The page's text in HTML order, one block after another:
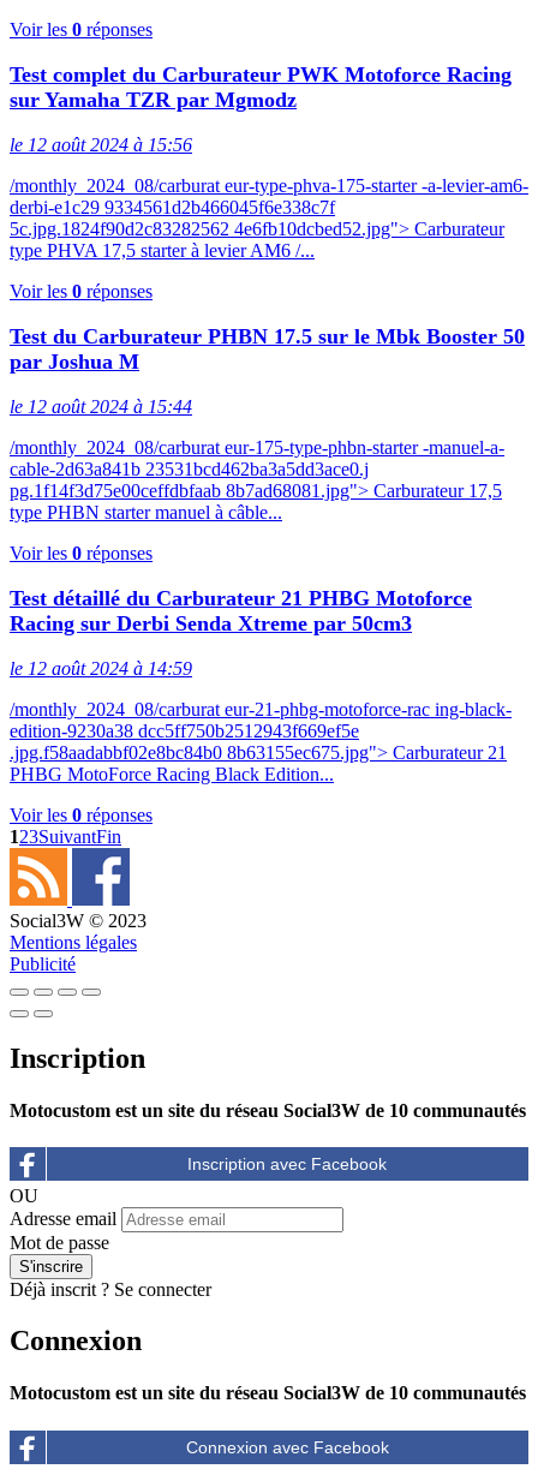
Voir les 0 réponses
Test complet du Carburateur PWK Motoforce Racing
sur Yamaha TZR par Mgmodz
le 12 août 2024 à 15:56
/monthly_2024_08/carburat eur-type-phva-175-starter -a-levier-am6-
derbi-e1c29 9334561d2b466045f6e338c7f
5c.jpg.1824f90d2c83282562 4e6fb10dcbed52.jpg"> Carburateur
type PHVA 17,5 starter à levier AM6 /...
Voir les 0 réponses
Test du Carburateur PHBN 17.5 sur le Mbk Booster 50
par Joshua M
le 12 août 2024 à 15:44
/monthly_2024_08/carburat eur-175-type-phbn-starter -manuel-a-
cable-2d63a841b 23531bcd462ba3a5dd3ace0.j
pg.1f14f3d75e00ceffdbfaab 8b7ad68081.jpg"> Carburateur 17,5
type PHBN starter manuel à câble...
Voir les 0 réponses
Test détaillé du Carburateur 21 PHBG Motoforce
Racing sur Derbi Senda Xtreme par 50cm3
le 12 août 2024 à 14:59
/monthly_2024_08/carburat eur-21-phbg-motoforce-rac ing-black-
edition-9230a38 dcc5ff750b2512943f669ef5e
.jpg.f58aadabbf02e8bc84b0 8b63155ec675.jpg"> Carburateur 21
PHBG MotoForce Racing Black Edition...
Voir les 0 réponses
123SuivantFin
Social3W © 2023
Mentions légales
Publicité
Inscription
Motocustom est un site du réseau Social3W de 10 communautés
OU
Adresse email
Mot de passe
Déjà inscrit ? Se connecter
Connexion
Motocustom est un site du réseau Social3W de 10 communautés